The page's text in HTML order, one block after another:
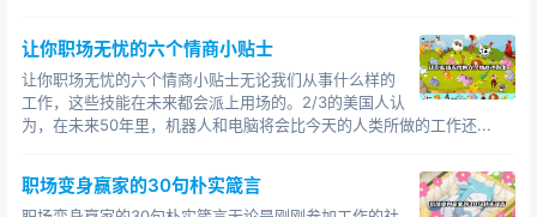
正挣到钱，你是不会主动去学习、提升自己的……
但是，当你一旦有了这样的认知，执行力就会随之加
强，认识的程度越深，执行力就越强。
是因为我们认知水平低，而这也往往是一个人最致命的短
让你职场无忧的六个情商小贴士
让你职场无忧的六个情商小贴士无论我们从事什么样的
工作，这些技能在未来都会派上用场的。2/3的美国人认
为，在未来50年里，机器人和电脑将会比今天的人类所做的工作还...
职场变身赢家的30句朴实箴言